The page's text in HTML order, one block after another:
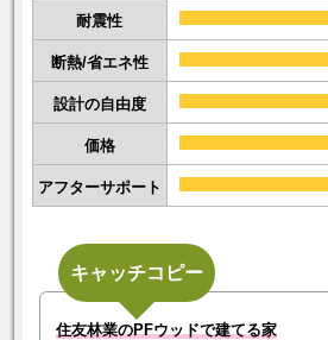
耐震性
断熱/省エネ性
設計の自由度
価格
アフターサポート
キャッチコピー
住友林業のPFウッドで建てる家